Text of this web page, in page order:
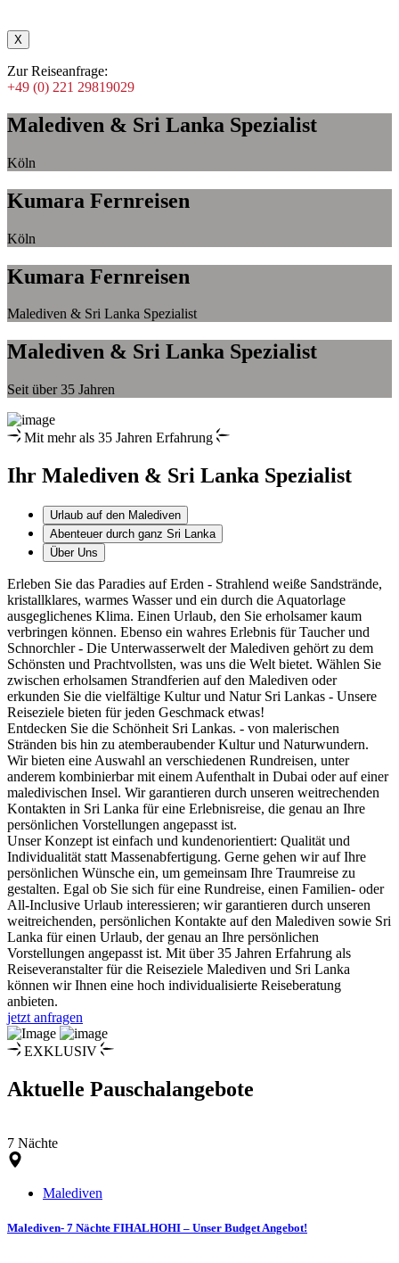
X
Zur Reiseanfrage:
+49 (0) 221 29819029
Malediven & Sri Lanka Spezialist
Köln
Kumara Fernreisen
Köln
Kumara Fernreisen
Malediven & Sri Lanka Spezialist
Malediven & Sri Lanka Spezialist
Seit über 35 Jahren
Mit mehr als 35 Jahren Erfahrung
Ihr Malediven & Sri Lanka Spezialist
Urlaub auf den Malediven
Abenteuer durch ganz Sri Lanka
Über Uns
Erleben Sie das Paradies auf Erden - Strahlend weiße Sandstrände,
kristallklares, warmes Wasser und ein durch die Aquatorlage
ausgeglichenes Klima. Einen Urlaub, den Sie erholsamer kaum
verbringen können. Ebenso ein wahres Erlebnis für Taucher und
Schnorchler - Die Unterwasserwelt der Malediven gehört zu dem
Schönsten und Prachtvollsten, was uns die Welt bietet. Wählen Sie
zwischen erholsamen Strandferien auf den Malediven oder
erkunden Sie die vielfältige Kultur und Natur Sri Lankas - Unsere
Reiseziele bieten für jeden Geschmack etwas!
Entdecken Sie die Schönheit Sri Lankas. - von malerischen
Stränden bis hin zu atemberaubender Kultur und Naturwundern.
Wir bieten eine Auswahl an verschiedenen Rundreisen, unter
anderem kombinierbar mit einem Aufenthalt in Dubai oder auf einer
maledivischen Insel. Wir garantieren durch unseren weitrechenden
Kontakten in Sri Lanka für eine Erlebnisreise, die genau an Ihre
persönlichen Vorstellungen angepasst ist.
Unser Konzept ist einfach und kundenorientiert: Qualität und
Individualität statt Massenabfertigung. Gerne gehen wir auf Ihre
persönlichen Wünsche ein, um gemeinsam Ihre Traumreise zu
gestalten. Egal ob Sie sich für eine Rundreise, einen Familien- oder
All-Inclusive Urlaub interessieren; wir garantieren durch unseren
weitreichenden, persönlichen Kontakte auf den Malediven sowie Sri
Lanka für einen Urlaub, der genau an Ihre persönlichen
Vorstellungen angepasst ist. Mit über 35 Jahren Erfahrung als
Reiseveranstalter für die Reiseziele Malediven und Sri Lanka
können wir Ihnen eine hoch individualisierte Reiseberatung
anbieten.
jetzt anfragen
EXKLUSIV
Aktuelle Pauschalangebote
7 Nächte
Malediven
Malediven- 7 Nächte FIHALHOHI – Unser Budget Angebot!